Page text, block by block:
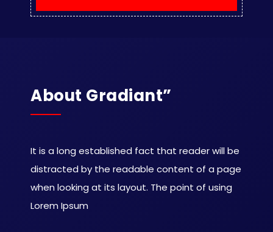
About Gradiant”
It is a long established fact that reader will be
distracted by the readable content of a page
when looking at its layout. The point of using
Lorem Ipsum